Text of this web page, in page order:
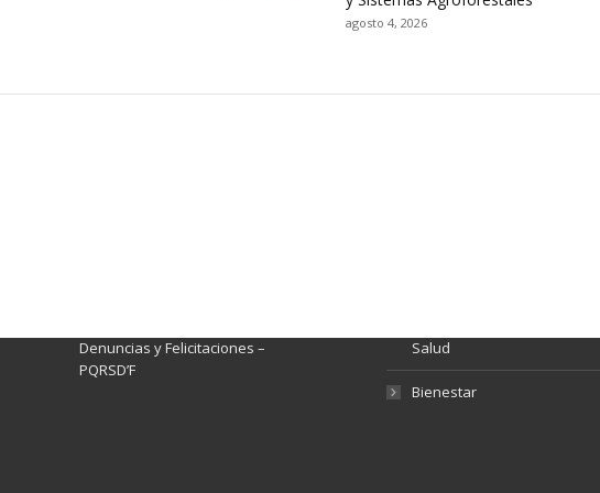
agosto 4, 2026
Denuncias y Felicitaciones –
PQRSD’F
Salud
Bienestar